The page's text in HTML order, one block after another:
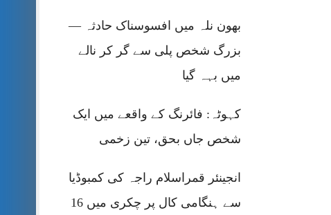
بھون نلہ میں افسوسناک حادثہ —
بزرگ شخص پلی سے گر کر نالے
میں بہہ گیا
کہوٹہ: فائرنگ کے واقعے میں ایک
شخص جاں بحق، تین زخمی
انجینئر قمراسلام راجہ کی کمبوڈیا
سے ہنگامی کال پر چکری میں 16